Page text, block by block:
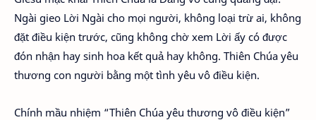
Ngài gieo Lời Ngài cho mọi người, không loại trừ ai, không
đặt điều kiện trước, cũng không chờ xem Lời ấy có được
đón nhận hay sinh hoa kết quả hay không. Thiên Chúa yêu
thương con người bằng một tình yêu vô điều kiện.
Chính mầu nhiệm “Thiên Chúa yêu thương vô điều kiện”